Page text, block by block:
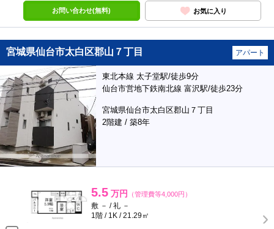
お問い合わせ(無料) お気に入り
宮城県仙台市太白区郡山７丁目 アパート
東北本線 太子堂駅/徒歩9分
仙台市営地下鉄南北線 富沢駅/徒歩23分
宮城県仙台市太白区郡山７丁目
2階建 / 築8年
5.5 万円 （管理費等4,000円）
敷 － / 礼 －
1階 / 1K / 21.29㎡